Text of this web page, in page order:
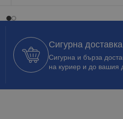
Сигурна доставка
Сигурна и бърза
на куриер и до вашия